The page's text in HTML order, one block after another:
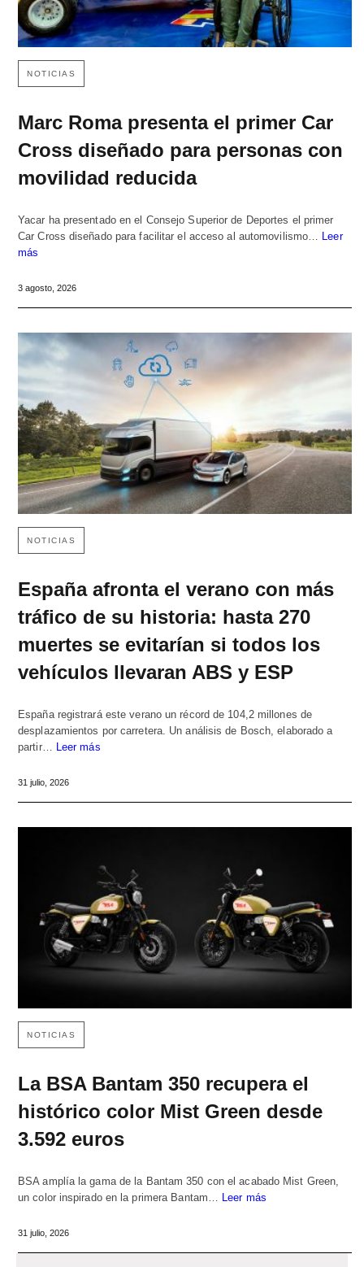
NOTICIAS
Marc Roma presenta el primer Car
Cross diseñado para personas con
movilidad reducida
Yacar ha presentado en el Consejo Superior de Deportes el primer
Car Cross diseñado para facilitar el acceso al automovilismo…
Leer
más
3 agosto, 2026
NOTICIAS
España afronta el verano con más
tráfico de su historia: hasta 270
muertes se evitarían si todos los
vehículos llevaran ABS y ESP
España registrará este verano un récord de 104,2 millones de
desplazamientos por carretera. Un análisis de Bosch, elaborado a
partir… Leer más
31 julio, 2026
NOTICIAS
La BSA Bantam 350 recupera el
histórico color Mist Green desde
3.592 euros
BSA amplía la gama de la Bantam 350 con el acabado Mist Green,
un color inspirado en la primera Bantam… Leer más
31 julio, 2026